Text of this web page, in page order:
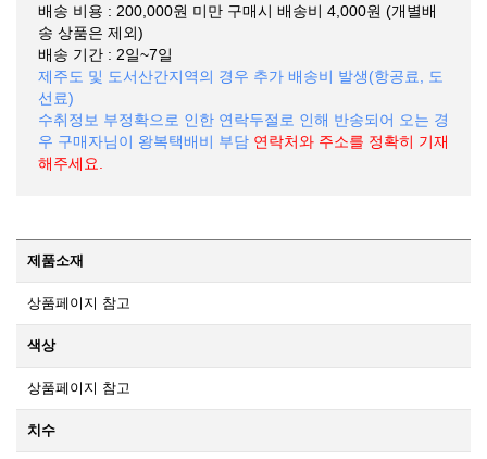
배송 비용 : 200,000원 미만 구매시 배송비 4,000원 (개별배
송 상품은 제외)
배송 기간 : 2일~7일
제주도 및 도서산간지역의 경우 추가 배송비 발생(항공료, 도
선료)
수취정보 부정확으로 인한 연락두절로 인해 반송되어 오는 경
우 구매자님이 왕복택배비 부담 연락처와 주소를 정확히 기재
해주세요.
제품소재
상품페이지 참고
색상
상품페이지 참고
치수